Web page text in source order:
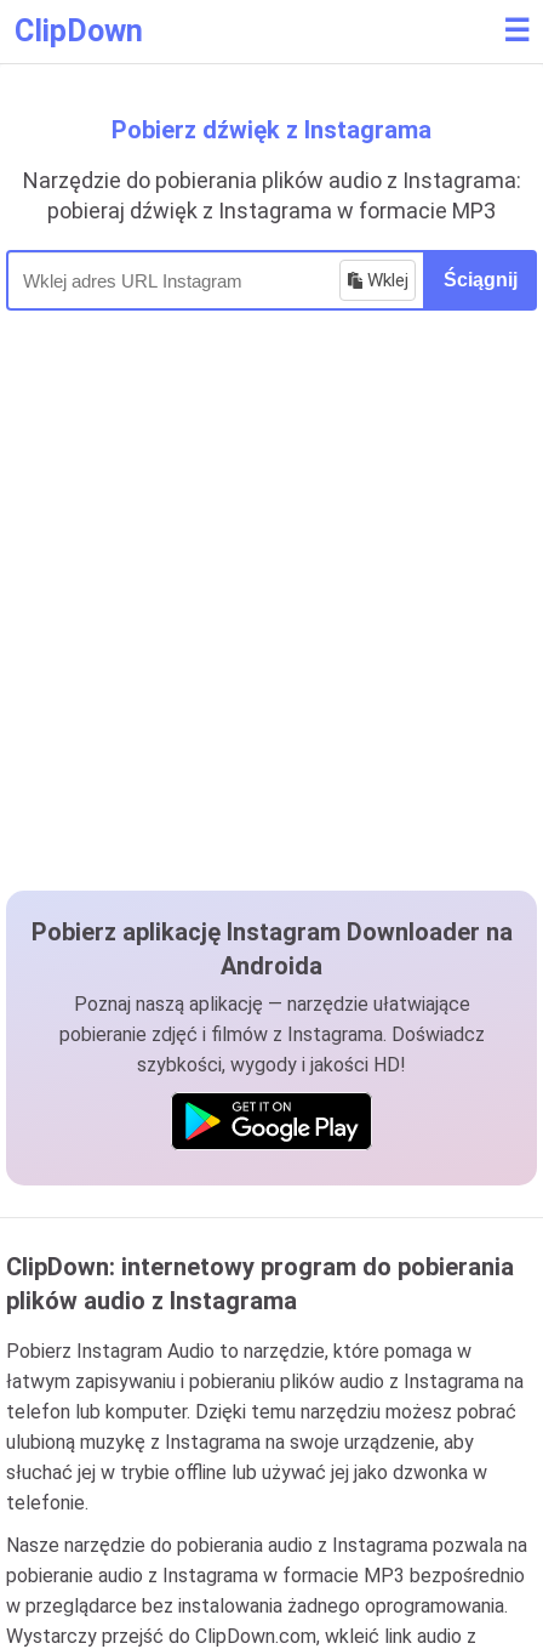
ClipDown ☰
Pobierz dźwięk z Instagrama
Narzędzie do pobierania plików audio z Instagrama:
pobieraj dźwięk z Instagrama w formacie MP3
Wklej Ściągnij
Pobierz aplikację Instagram Downloader na
Androida
Poznaj naszą aplikację — narzędzie ułatwiające
pobieranie zdjęć i filmów z Instagrama. Doświadcz
szybkości, wygody i jakości HD!
ClipDown: internetowy program do pobierania
plików audio z Instagrama
Pobierz Instagram Audio to narzędzie, które pomaga w
łatwym zapisywaniu i pobieraniu plików audio z Instagrama na
telefon lub komputer. Dzięki temu narzędziu możesz pobrać
ulubioną muzykę z Instagrama na swoje urządzenie, aby
słuchać jej w trybie offline lub używać jej jako dzwonka w
telefonie.
Nasze narzędzie do pobierania audio z Instagrama pozwala na
pobieranie audio z Instagrama w formacie MP3 bezpośrednio
w przeglądarce bez instalowania żadnego oprogramowania.
Wystarczy przejść do ClipDown.com, wkleić link audio z